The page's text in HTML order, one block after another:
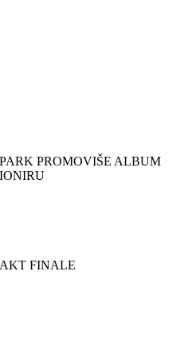
PROMOVIŠE ALBUM
FINALE